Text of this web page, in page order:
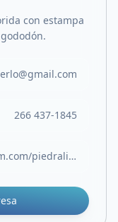
con estampa
266 437-1845
https://www.instagram.com/piedralibrelosmolles?igsh=Z24yZ3BudXk2bGo2